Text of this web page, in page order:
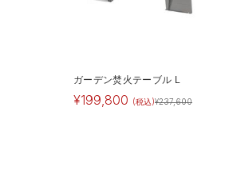
ガーデン焚火テーブル L
¥199,800 (税込)¥237,600